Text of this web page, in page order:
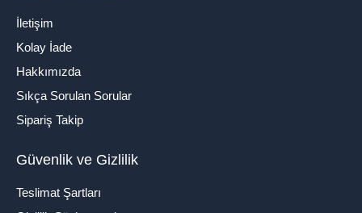
İletişim
Kolay İade
Hakkımızda
Sıkça Sorulan Sorular
Sipariş Takip
Güvenlik ve Gizlilik
Teslimat Şartları